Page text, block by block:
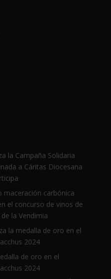
la Campaña Solidaria
a Cáritas Diocesana
maceración carbónica
el concurso de vinos de
la Vendimia
la medalla de oro en el
2024
de oro en el
2024